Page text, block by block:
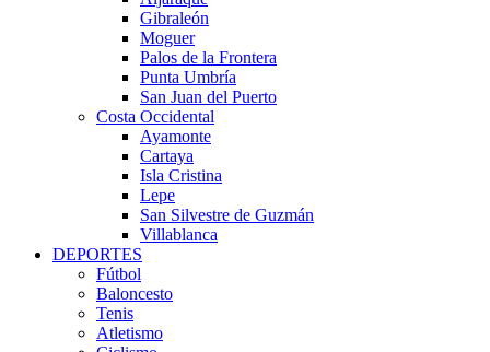
Gibraleón
Moguer
Palos de la Frontera
Punta Umbría
San Juan del Puerto
Costa Occidental
Ayamonte
Cartaya
Isla Cristina
Lepe
San Silvestre de Guzmán
Villablanca
DEPORTES
Fútbol
Baloncesto
Tenis
Atletismo